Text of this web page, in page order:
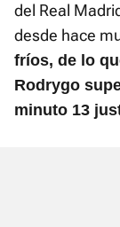
del Real
desde hace
fríos, de lo
Rodrygo
minuto 13